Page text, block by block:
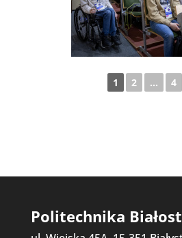
1 2 ... 4
Politechnika